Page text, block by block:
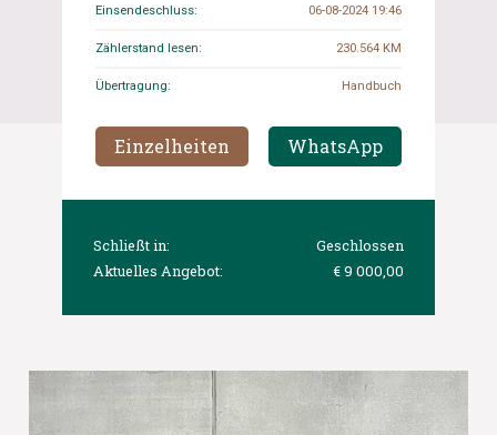
Einsendeschluss: 06-08-2024 19:46
Zählerstand lesen: 230.564 KM
Übertragung: Handbuch
Einzelheiten WhatsApp
Schließt in:
Geschlossen
Aktuelles Angebot:
€ 9 000,00